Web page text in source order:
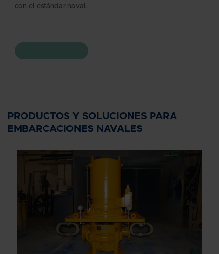
con el estándar naval.
PRODUCTOS Y SOLUCIONES PARA
EMBARCACIONES NAVALES